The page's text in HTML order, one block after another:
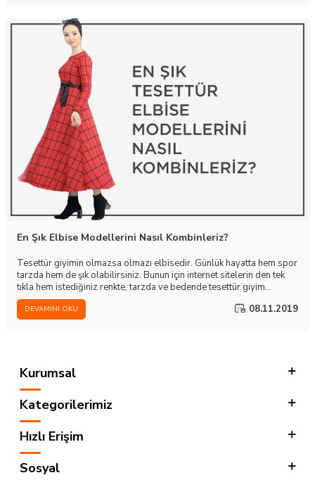
En Şık Elbise Modellerini Nasıl Kombinleriz?
Tesettür giyimin olmazsa olmazı elbisedir. Günlük hayatta hem spor
tarzda hem de şık olabilirsiniz. Bunun için internet sitelerin den tek
tıkla hem istediğiniz renkte, tarzda ve bedende tesettür giyim
bulabilirsiniz. Tesettür elbise alırken öncelikli olarak uzunluğuna
dikkat etmelidir, rahatsız edici darlıkta olmamalı ve rahat kullanım
sağlayan modellerden yana tercih kullanmalıdır. Bu nedenle tesettür
DEVAMINI OKU 08.11.2019
Kurumsal
Kategorilerimiz
Hızlı Erişim
Sosyal